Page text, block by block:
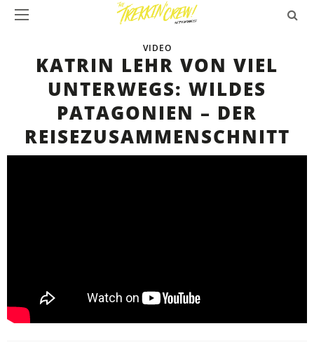
VIDEO
KATRIN LEHR VON VIEL
UNTERWEGS: WILDES
PATAGONIEN – DER
REISEZUSAMMENSCHNITT